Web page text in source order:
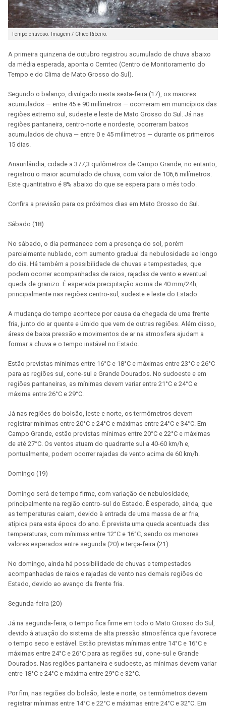
Tempo chuvoso. Imagem / Chico Ribeiro.
A primeira quinzena de outubro registrou acumulado de chuva abaixo
da média esperada, aponta o Cemtec (Centro de Monitoramento do
Tempo e do Clima de Mato Grosso do Sul).
Segundo o balanço, divulgado nesta sexta-feira (17), os maiores
acumulados — entre 45 e 90 milímetros — ocorreram em municípios das
regiões extremo sul, sudeste e leste de Mato Grosso do Sul. Já nas
regiões pantaneira, centro-norte e nordeste, ocorreram baixos
acumulados de chuva — entre 0 e 45 milímetros — durante os primeiros
15 dias.
Anaurilândia, cidade a 377,3 quilômetros de Campo Grande, no entanto,
registrou o maior acumulado de chuva, com valor de 106,6 milímetros.
Este quantitativo é 8% abaixo do que se espera para o mês todo.
Confira a previsão para os próximos dias em Mato Grosso do Sul.
Sábado (18)
No sábado, o dia permanece com a presença do sol, porém
parcialmente nublado, com aumento gradual da nebulosidade ao longo
do dia. Há também a possibilidade de chuvas e tempestades, que
podem ocorrer acompanhadas de raios, rajadas de vento e eventual
queda de granizo. É esperada precipitação acima de 40 mm/24h,
principalmente nas regiões centro-sul, sudeste e leste do Estado.
A mudança do tempo acontece por causa da chegada de uma frente
fria, junto do ar quente e úmido que vem de outras regiões. Além disso,
áreas de baixa pressão e movimentos de ar na atmosfera ajudam a
formar a chuva e o tempo instável no Estado.
Estão previstas mínimas entre 16°C e 18°C e máximas entre 23°C e 26°C
para as regiões sul, cone-sul e Grande Dourados. No sudoeste e em
regiões pantaneiras, as mínimas devem variar entre 21°C e 24°C e
máxima entre 26°C e 29°C.
Já nas regiões do bolsão, leste e norte, os termômetros devem
registrar mínimas entre 20°C e 24°C e máximas entre 24°C e 34°C. Em
Campo Grande, estão previstas mínimas entre 20°C e 22°C e máximas
de até 27°C. Os ventos atuam do quadrante sul a 40-60 km/h e,
pontualmente, podem ocorrer rajadas de vento acima de 60 km/h.
Domingo (19)
Domingo será de tempo firme, com variação de nebulosidade,
principalmente na região centro-sul do Estado. É esperado, ainda, que
as temperaturas caiam, devido à entrada de uma massa de ar fria,
atípica para esta época do ano. É prevista uma queda acentuada das
temperaturas, com mínimas entre 12°C e 16°C, sendo os menores
valores esperados entre segunda (20) e terça-feira (21).
No domingo, ainda há possibilidade de chuvas e tempestades
acompanhadas de raios e rajadas de vento nas demais regiões do
Estado, devido ao avanço da frente fria.
Segunda-feira (20)
Já na segunda-feira, o tempo fica firme em todo o Mato Grosso do Sul,
devido à atuação do sistema de alta pressão atmosférica que favorece
o tempo seco e estável. Estão previstas mínimas entre 14°C e 16°C e
máximas entre 24°C e 26°C para as regiões sul, cone-sul e Grande
Dourados. Nas regiões pantaneira e sudoeste, as mínimas devem variar
entre 18°C e 24°C e máxima entre 29°C e 32°C.
Por fim, nas regiões do bolsão, leste e norte, os termômetros devem
registrar mínimas entre 14°C e 22°C e máximas entre 24°C e 32°C. Em